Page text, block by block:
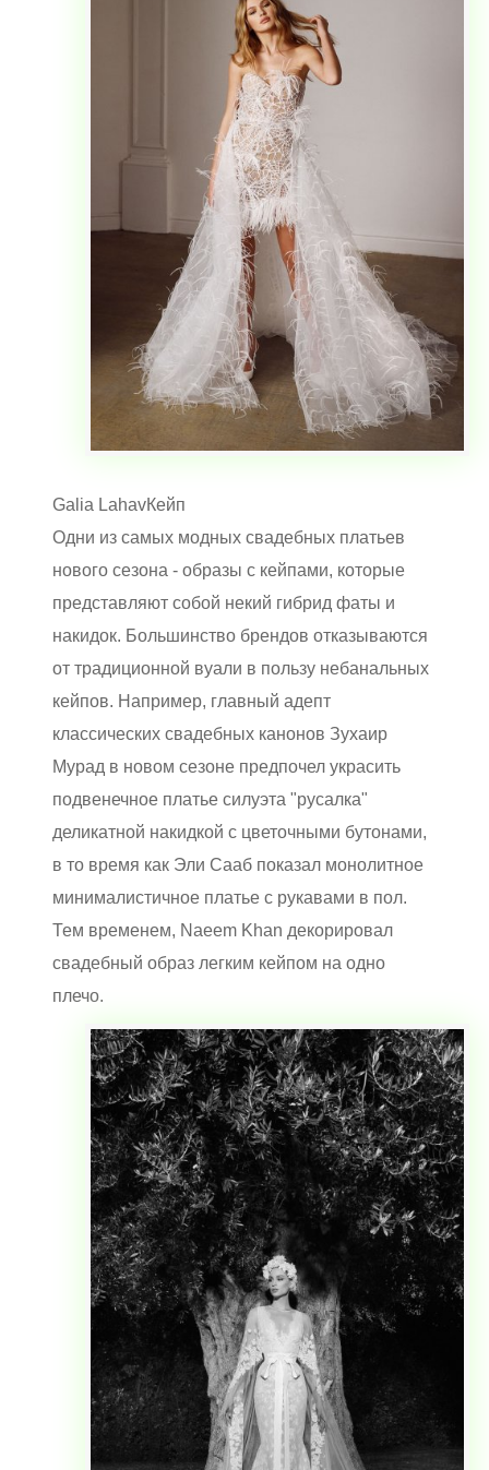
Galia LahavКейп
Одни из самых модных свадебных платьев
нового сезона - образы с кейпами, которые
представляют собой некий гибрид фаты и
накидок. Большинство брендов отказываются
от традиционной вуали в пользу небанальных
кейпов. Например, главный адепт
классических свадебных канонов Зухаир
Мурад в новом сезоне предпочел украсить
подвенечное платье силуэта "русалка"
деликатной накидкой с цветочными бутонами,
в то время как Эли Сааб показал монолитное
минималистичное платье с рукавами в пол.
Тем временем, Naeem Khan декорировал
свадебный образ легким кейпом на одно
плечо.